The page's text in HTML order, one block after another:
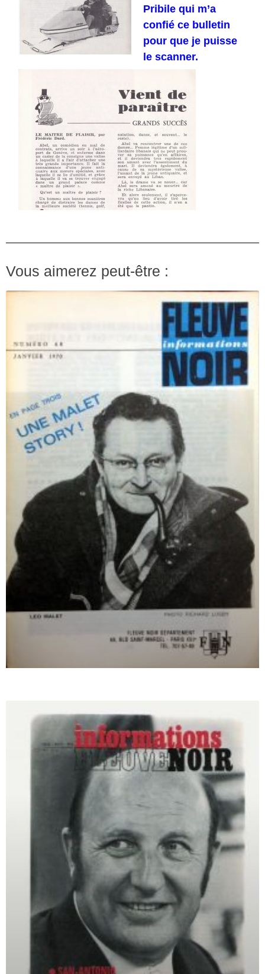
Pribile qui m’a
confié ce bulletin
pour que je puisse
le scanner.
Vous aimerez peut-être :